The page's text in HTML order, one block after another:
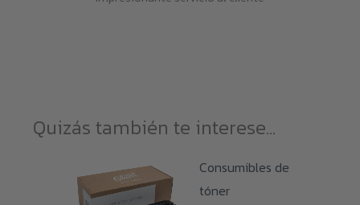
Quizás también te interese...
Consumibles de
tóner